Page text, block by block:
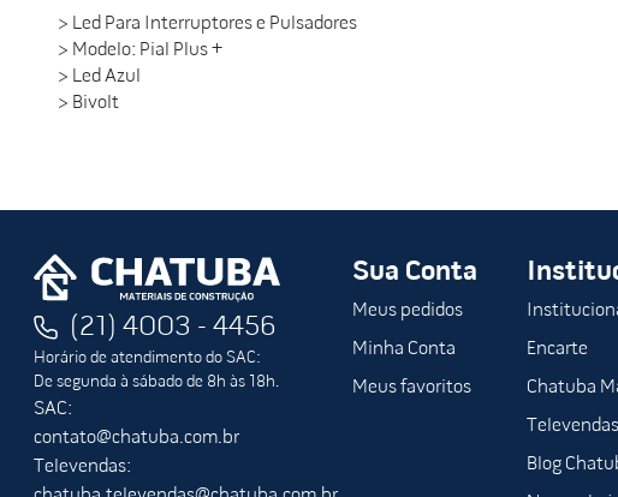
> Led Para Interruptores e Pulsadores
> Modelo: Pial Plus +
> Led Azul
> Bivolt
(21) 4003 - 4456
Horário de atendimento do SAC:
De segunda à sábado de 8h às 18h.
SAC:
contato@chatuba.com.br
Televendas:
Sua Conta
Meus pedidos
Minha Conta
Meus favoritos
Encarte
Chatuba
Televendas
Blog